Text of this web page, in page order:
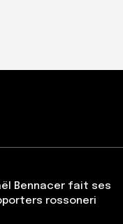
Bennacer fait ses
rossoneri